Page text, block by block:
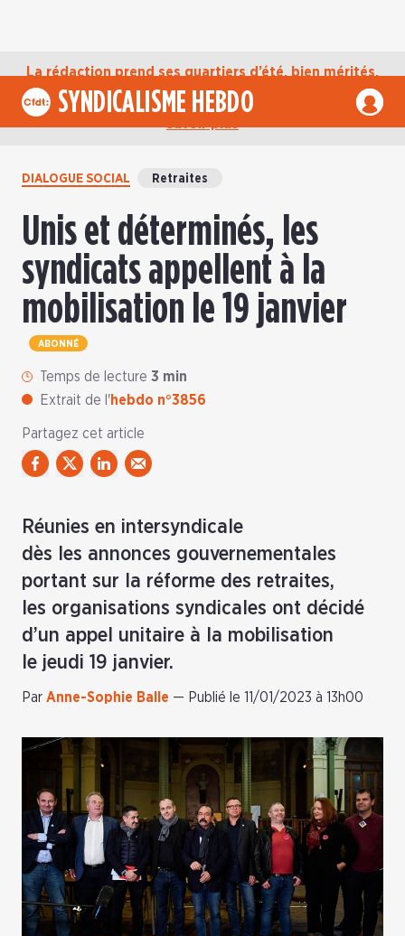
La rédaction prend ses quartiers d’été, bien mérités,
jusqu’au mardi 1er septembre. D’ici là, retrouvez
l’actualité de la CFDT sur notre compte Bluesky. En
SYNDICALISME HEBDO
DIALOGUE SOCIAL Retraites
Unis et déterminés, les
syndicats appellent à la
mobilisation le 19 janvier
ABONNÉ
Temps de lecture 3 min
Extrait de l'hebdo n°3856
Partagez cet article
Réunies en intersyndicale
dès les annonces gouvernementales
portant sur la réforme des retraites,
les organisations syndicales ont décidé
d’un appel unitaire à la mobilisation
le jeudi 19 janvier.
Par Anne-Sophie Balle — Publié le 11/01/2023 à 13h00